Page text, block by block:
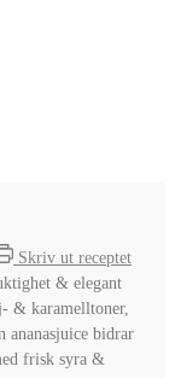
Skriv ut receptet
& elegant
& karamelltoner,
bidrar
frisk syra &